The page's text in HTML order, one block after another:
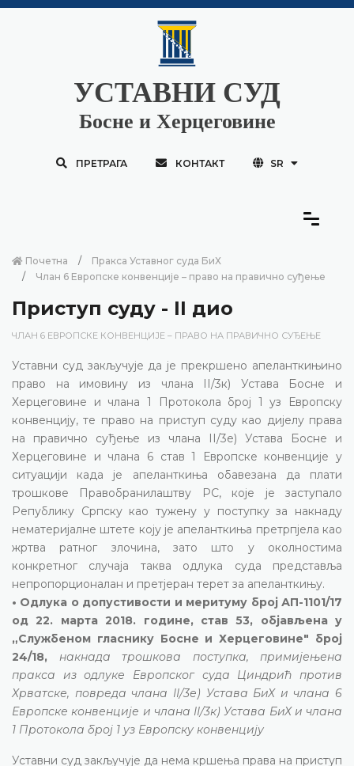
УСТАВНИ СУД
Босне и Херцеговине
ПРЕТРАГА КОНТАКТ SR
Почетна
Пракса Уставног суда БиХ
Члан 6 Европске конвенције – право на правично суђење
Приступ суду - II дио
ЧЛАН 6 ЕВРОПСКЕ КОНВЕНЦИЈЕ – ПРАВО НА ПРАВИЧНО СУЂЕЊЕ
Уставни суд закључује да је прекршено апеланткињино
право на имовину из члана II/3к) Устава Босне и
Херцеговине и члана 1 Протокола број 1 уз Европску
конвенцију, те право на приступ суду као дијелу права
на правично суђење из члана II/3е) Устава Босне и
Херцеговине и члана 6 став 1 Европске конвенције у
ситуацији када је апеланткиња обавезана да плати
трошкове Правобранилаштву РС, које је заступало
Републику Српску као тужену у поступку за накнаду
нематеријалне штете коју је апеланткиња претрпјела као
жртва ратног злочина, зато што у околностима
конкретног случаја таква одлука суда представља
непропорционалан и претјеран терет за апеланткињу.
• Одлука о допустивости и меритуму број АП-1101/17
од 22. марта 2018. године, став 53, објављена у
„Службеном гласнику Босне и Херцеговине" број
24/18,
накнада трошкова поступка, примијењена
пракса из одлуке Европског суда Циндрић против
Хрватске, повреда члана II/3е) Устава БиХ и члана 6
Европске конвенције и члана II/3к) Устава БиХ и члана
1 Протокола број 1 уз Европску конвенцију
Уставни суд закључује да нема кршења права на приступ